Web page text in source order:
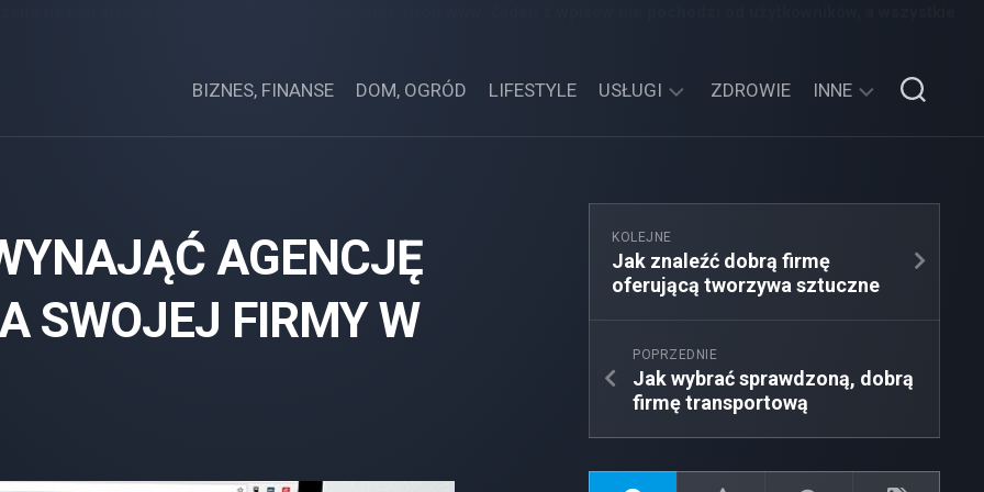
BIZNES, FINANSE DOM, OGRÓD LIFESTYLE USŁUGI ZDROWIE INNE
MOTORYZACJA,
AGENCJĘ
SWOJEJ FIRMY W
KOLEJNE
Jak znaleźć dobrą firmę
oferującą tworzywa sztuczne
POPRZEDNIE
Jak wybrać sprawdzoną, dobrą
firmę transportową